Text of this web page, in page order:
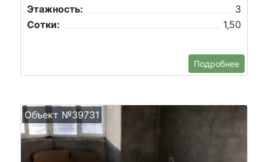
Этажность:
3
Сотки:
1,50
Подробнее
Объект №39731